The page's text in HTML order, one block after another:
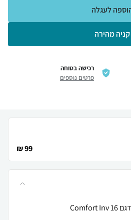
קניה מהירה
לעגלה
רכישה בטוחה
פרטים נוספים
99 ₪